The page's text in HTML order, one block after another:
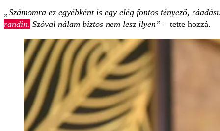
„Számomra ez egyébként is egy elég fontos tényező,
randin. Szóval nálam biztos nem lesz ilyen”– tette hozzá.